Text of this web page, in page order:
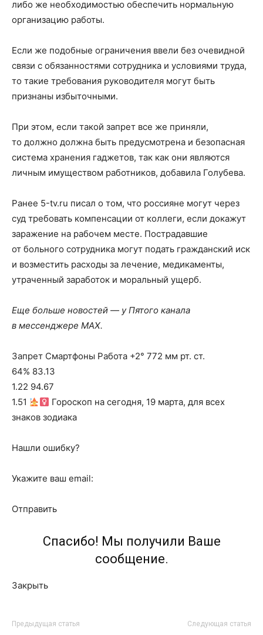
либо же необходимостью обеспечить нормальную
организацию работы.
Если же подобные ограничения ввели без очевидной
связи с обязанностями сотрудника и условиями труда,
то такие требования руководителя могут быть
признаны избыточными.
При этом, если такой запрет все же приняли,
то должно должна быть предусмотрена и безопасная
система хранения гаджетов, так как они являются
личным имуществом работников, добавила Голубева.
Ранее 5-tv.ru писал о том, что россияне могут через
суд требовать компенсации от коллеги, если докажут
заражение на рабочем месте. Пострадавшие
от больного сотрудника могут подать гражданский иск
и возместить расходы за лечение, медикаменты,
утраченный заработок и моральный ущерб.
Еще больше новостей — у Пятого канала
в мессенджере MAX.
Запрет Смартфоны Работа +2° 772 мм рт. ст.
64% 83.13
1.22 94.67
1.51
Гороскоп на сегодня, 19 марта, для всех
знаков зодиака
Нашли ошибку?
Укажите ваш email:
Отправить
Спасибо! Мы получили Ваше
сообщение.
Закрыть
Предыдущая статья Следующая статья